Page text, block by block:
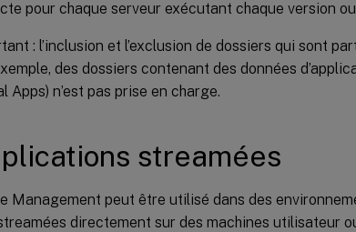
pour chaque serveur exécutant chaque version
: l’inclusion et l’exclusion de dossiers qui sont
des dossiers contenant des données
Apps) n’est pas prise en charge.
streamées
Management peut être utilisé dans des
directement sur des machines utilisateur